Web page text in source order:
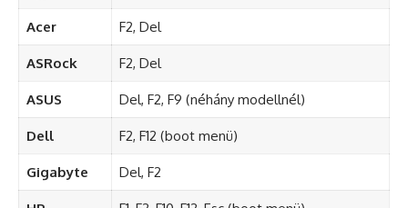
Acer F2, Del
ASRock F2, Del
ASUS Del, F2, F9 (néhány modellnél)
Dell F2, F12 (boot menü)
Gigabyte Del, F2